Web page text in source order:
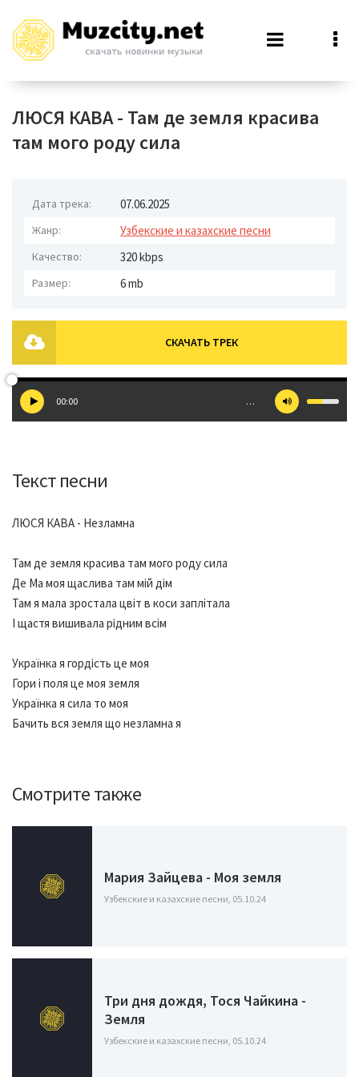
ЛЮСЯ КАВА - Там де земля красива
там мого роду сила
Дата трека: 07.06.2025
Жанр: Узбекские и казахские песни
Качество: 320 kbps
Размер: 6 mb
СКАЧАТЬ ТРЕК
00:00 …
Текст песни
ЛЮСЯ КАВА - Незламна
Там де земля красива там мого роду сила
Де Ма моя щаслива там мій дім
Там я мала зростала цвіт в коси заплітала
І щастя вишивала рідним всім
Українка я гордість це моя
Гори і поля це моя земля
Українка я сила то моя
Бачить вся земля що незламна я
Смотрите также
Мария Зайцева - Моя земля
Узбекские и казахские песни, 05.10.24
Три дня дождя, Тося Чайкина -
Земля
Узбекские и казахские песни, 05.10.24